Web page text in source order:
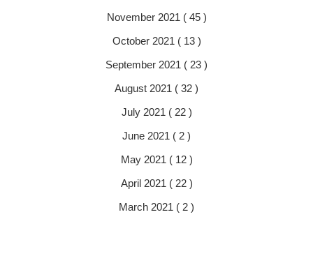
November 2021 ( 45 )
October 2021 ( 13 )
September 2021 ( 23 )
August 2021 ( 32 )
July 2021 ( 22 )
June 2021 ( 2 )
May 2021 ( 12 )
April 2021 ( 22 )
March 2021 ( 2 )